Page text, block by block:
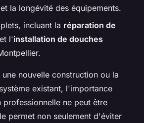
la longévité des équipements.
incluant la réparation de
et l'installation de douches
nouvelle construction ou la
existant, l'importance
professionnelle ne peut être
permet non seulement d'éviter